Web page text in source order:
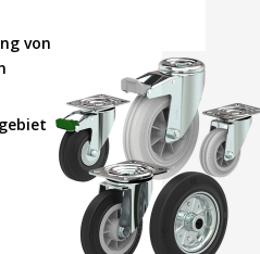
von